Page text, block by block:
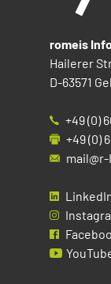
romeis
Hailerer
D-63571
+49 (0)
+49 (0)